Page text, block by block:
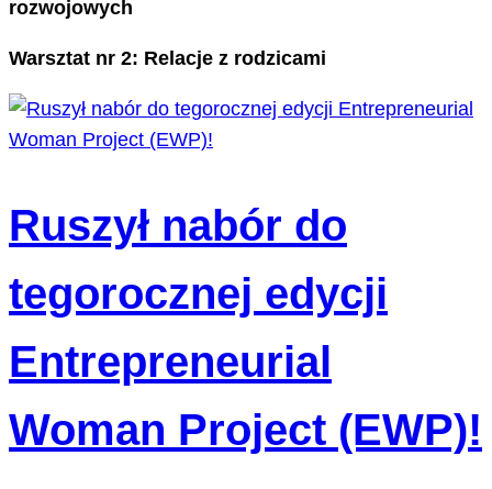
rozwojowych
Warsztat nr 2: Relacje z rodzicami
Ruszył nabór do
tegorocznej edycji
Entrepreneurial
Woman Project (EWP)!